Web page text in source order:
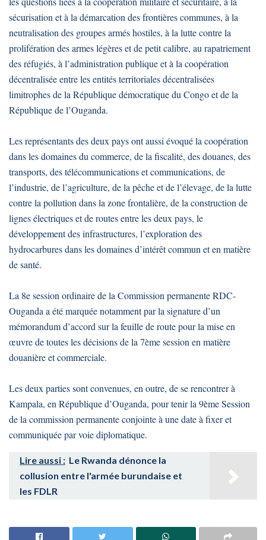
sécurisation et à la démarcation des frontières communes, à la
neutralisation des groupes armés hostiles, à la lutte contre la
prolifération des armes légères et de petit calibre, au rapatriement
des réfugiés, à l’administration publique et à la coopération
décentralisée entre les entités territoriales décentralisées
limitrophes de la République démocratique du Congo et de la
République de l’Ouganda.
Les représentants des deux pays ont aussi évoqué la coopération
dans les domaines du commerce, de la fiscalité, des douanes, des
transports, des télécommunications et communications, de
l’industrie, de l’agriculture, de la pêche et de l’élevage, de la lutte
contre la pollution dans la zone frontalière, de la construction de
lignes électriques et de routes entre les deux pays, le
développement des infrastructures, l’exploration des
hydrocarbures dans les domaines d’intérêt commun et en matière
de santé.
La 8e session ordinaire de la Commission permanente RDC-
Ouganda a été marquée notamment par la signature d’un
mémorandum d’accord sur la feuille de route pour la mise en
œuvre de toutes les décisions de la 7ème session en matière
douanière et commerciale.
Les deux parties sont convenues, en outre, de se rencontrer à
Kampala, en République d’Ouganda, pour tenir la 9ème Session
de la commission permanente conjointe à une date à fixer et
communiquée par voie diplomatique.
Lire aussi : Le Rwanda dénonce la
collusion entre l'armée burundaise et
les FDLR